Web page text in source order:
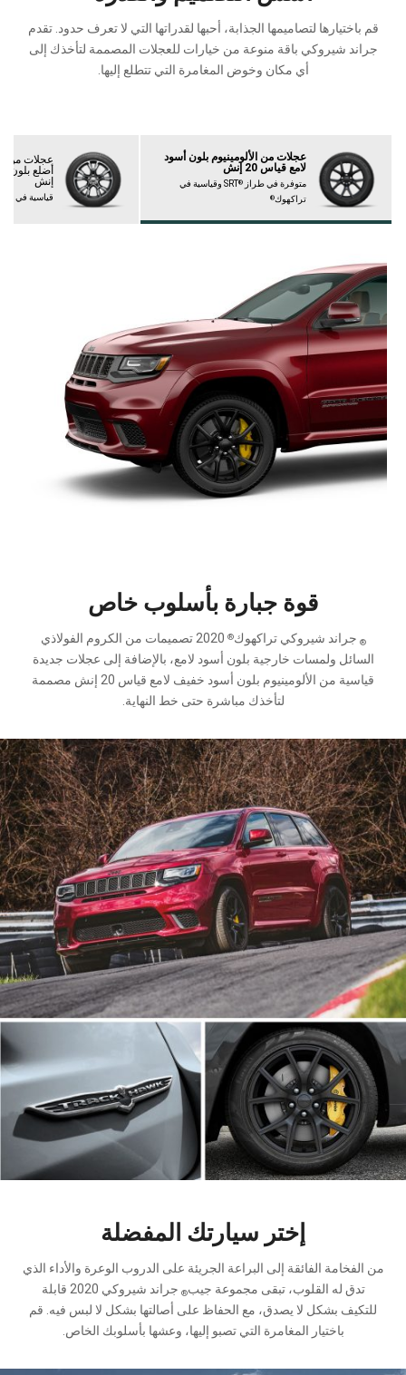
قم باختيارها لتصاميمها الجذابة، أحبها لقدراتها التي لا تعرف حدود. تقدم
جراند شيروكي باقة منوعة من خيارات للعجلات المصممة لتأخذك إلى
أي مكان وخوض المغامرة التي تتطلع إليها.
عجلات من الألومينيوم بلون أسود
لامع قياس 20 إنش
متوفرة في طراز ‏‎SRT®
‎ وقياسية في
تراكهوك®
عجلات من
إنش ‏
قياسية في
قوة جبارة بأسلوب خاص
®‎ جراند شيروكي تراكهوك ®
‎2020 تصميمات من الكروم الفولاذي
السائل ولمسات خارجية بلون أسود لامع، بالإضافة إلى عجلات جديدة
قياسية من الألومينيوم بلون أسود خفيف لامع قياس 20 إنش مصممة
لتأخذك مباشرة حتى خط النهاية.
إختر سيارتك المفضلة
من الفخامة الفائقة إلى البراعة الجريئة على الدروب الوعرة والأداء الذي
تدق له القلوب، تبقى مجموعة جيب‎®
‎ جراند شيروكي 2020 قابلة
للتكيف بشكل لا يصدق، مع الحفاظ على أصالتها بشكل لا لبس فيه. قم
باختيار المغامرة التي تصبو إليها، وعشها بأسلوبك الخاص.